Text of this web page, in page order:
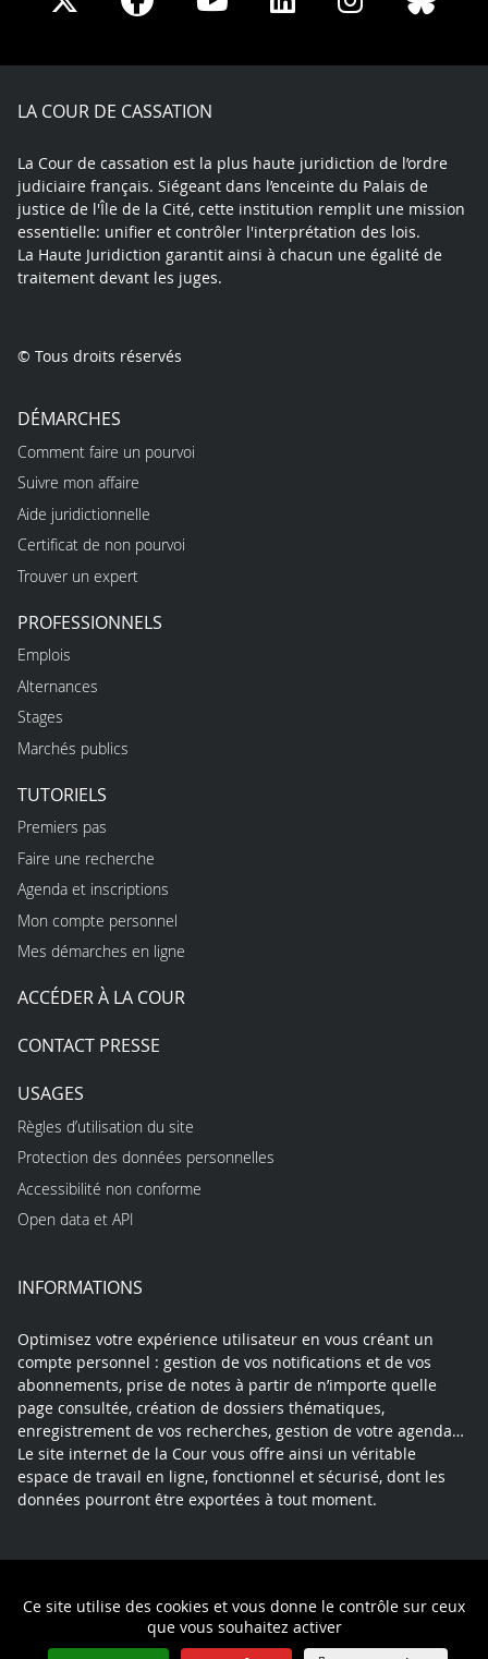
Ce site utilise des cookies et vous donne le contrôle sur ceux
que vous souhaitez activer
X
FacebookYoutubeLinkedInInstagram
LA COUR DE CASSATION
La Cour de cassation est la plus haute juridiction de l’ordre
judiciaire français. Siégeant dans l’enceinte du Palais de
justice de l'Île de la Cité, cette institution remplit une mission
essentielle: unifier et contrôler l'interprétation des lois.
La Haute Juridiction garantit ainsi à chacun une égalité de
traitement devant les juges.
© Tous droits réservés
DÉMARCHES
Comment faire un pourvoi
Suivre mon affaire
Aide juridictionnelle
Certificat de non pourvoi
Trouver un expert
PROFESSIONNELS
Emplois
Alternances
Stages
Marchés publics
TUTORIELS
Premiers pas
Faire une recherche
Agenda et inscriptions
Mon compte personnel
Mes démarches en ligne
ACCÉDER À LA COUR
CONTACT PRESSE
USAGES
Règles d’utilisation du site
Protection des données personnelles
Accessibilité non conforme
Open data et API
INFORMATIONS
Optimisez votre expérience utilisateur en vous créant un
compte personnel : gestion de vos notifications et de vos
abonnements, prise de notes à partir de n’importe quelle
page consultée, création de dossiers thématiques,
enregistrement de vos recherches, gestion de votre agenda…
Le site internet de la Cour vous offre ainsi un véritable
espace de travail en ligne, fonctionnel et sécurisé, dont les
données pourront être exportées à tout moment.
Politique de confidentialité